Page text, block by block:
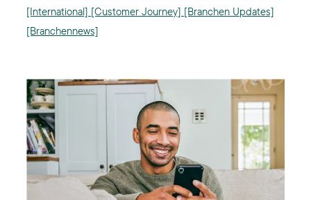
[International] [Customer Journey] [Branchen Updates]
[Branchennews]